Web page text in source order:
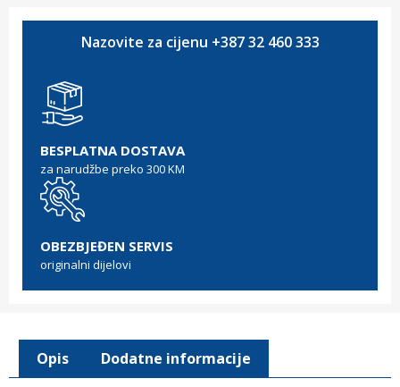
Nazovite za cijenu +387 32 460 333
BESPLATNA DOSTAVA
za narudžbe preko 300 KM
OBEZBJEĐEN SERVIS
originalni dijelovi
Opis Dodatne informacije